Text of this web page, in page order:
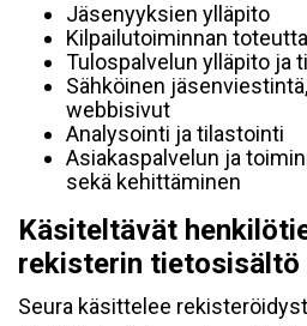
Jäsenyyksien ylläpito
Kilpailutoiminnan
Tulospalvelun ylläpito ja
Sähköinen
webbisivut
Analysointi ja tilastointi
Asiakaspalvelun ja
sekä kehittäminen
Käsiteltävät
rekisterin tietosisältö
Seura käsittelee